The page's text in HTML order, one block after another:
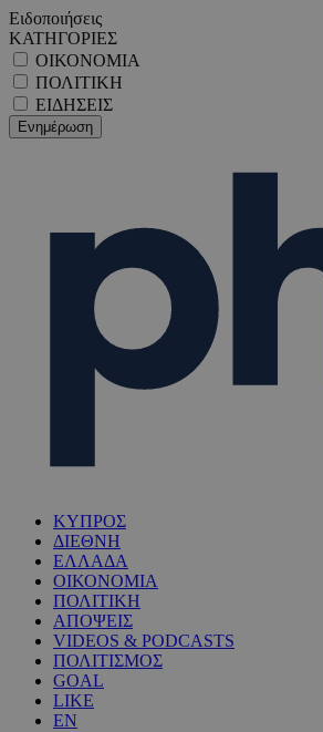
Ειδοποιήσεις
ΚΑΤΗΓΟΡΙΕΣ
ΟΙΚΟΝΟΜΙΑ
ΠΟΛΙΤΙΚΗ
ΕΙΔΗΣΕΙΣ
ΚΥΠΡΟΣ
ΔΙΕΘΝΗ
ΕΛΛΑΔΑ
ΟΙΚΟΝΟΜΙΑ
ΠΟΛΙΤΙΚΗ
ΑΠΟΨΕΙΣ
VIDEOS & PODCASTS
ΠΟΛΙΤΙΣΜΟΣ
GOAL
LIKE
EN